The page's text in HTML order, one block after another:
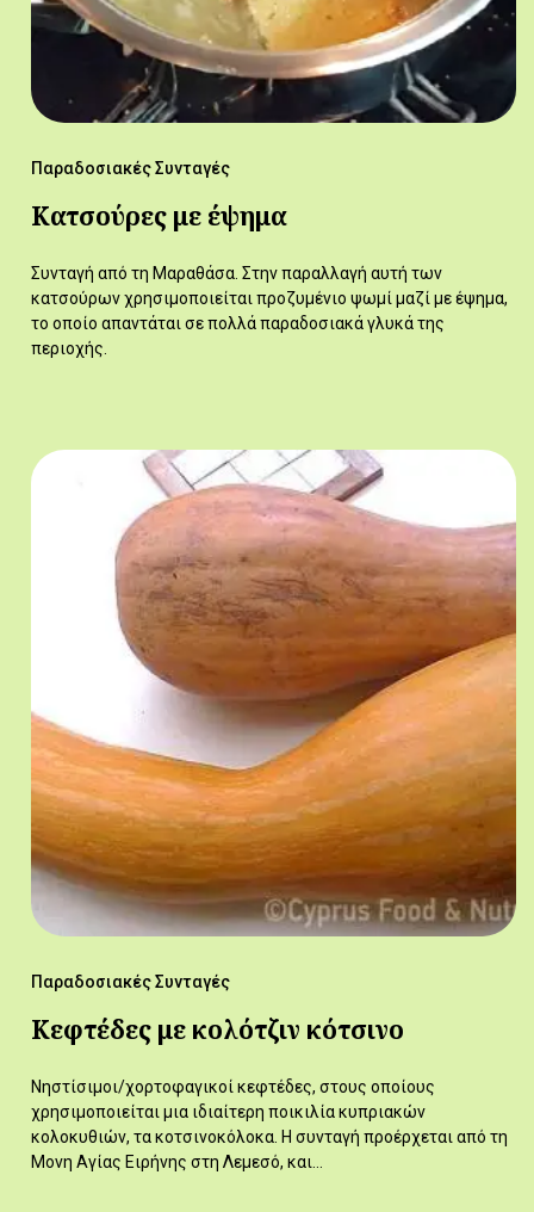
Παραδοσιακές Συνταγές
Κατσούρες με έψημα
Συνταγή από τη Μαραθάσα. Στην παραλλαγή αυτή των
κατσούρων χρησιμοποιείται προζυμένιο ψωμί μαζί με έψημα,
το οποίο απαντάται σε πολλά παραδοσιακά γλυκά της
περιοχής.
Παραδοσιακές Συνταγές
Κεφτέδες με κολότζιν κότσινο
Νηστίσιμοι/χορτοφαγικοί κεφτέδες, στους οποίους
χρησιμοποιείται μια ιδιαίτερη ποικιλία κυπριακών
κολοκυθιών, τα κοτσινοκόλοκα. Η συνταγή προέρχεται από τη
Μονη Αγίας Ειρήνης στη Λεμεσό, και…